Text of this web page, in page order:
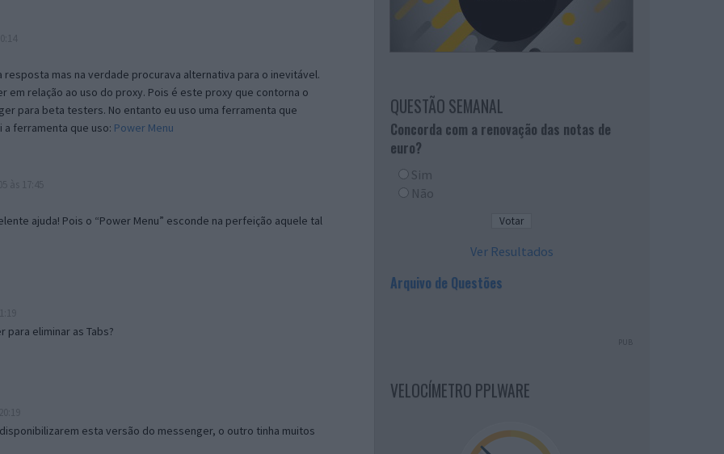
mas na verdade procurava alternativa para o inevitável.
em relação ao uso do proxy. Pois é este proxy que contorna o
para beta testers. No entanto eu uso uma ferramenta que
ferramenta que uso: Power Menu
ajuda! Pois o “Power Menu” esconde na perfeição aquele tal
para eliminar as Tabs?
esta versão do messenger, o outro tinha muitos
QUESTÃO SEMANAL
Concorda com a renovação das notas de
euro?
Sim
Não
Ver Resultados
Arquivo de Questões
PUB
VELOCÍMETRO PPLWARE